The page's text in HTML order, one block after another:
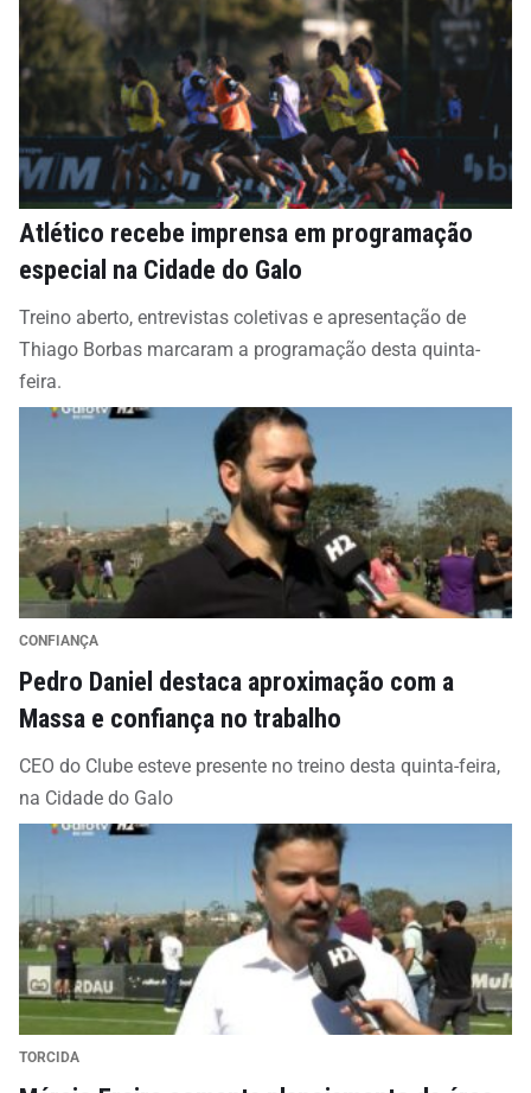
Atlético recebe imprensa em programação
especial na Cidade do Galo
Treino aberto, entrevistas coletivas e apresentação de
Thiago Borbas marcaram a programação desta quinta-
feira.
CONFIANÇA
Pedro Daniel destaca aproximação com a
Massa e confiança no trabalho
CEO do Clube esteve presente no treino desta quinta-feira,
na Cidade do Galo
TORCIDA